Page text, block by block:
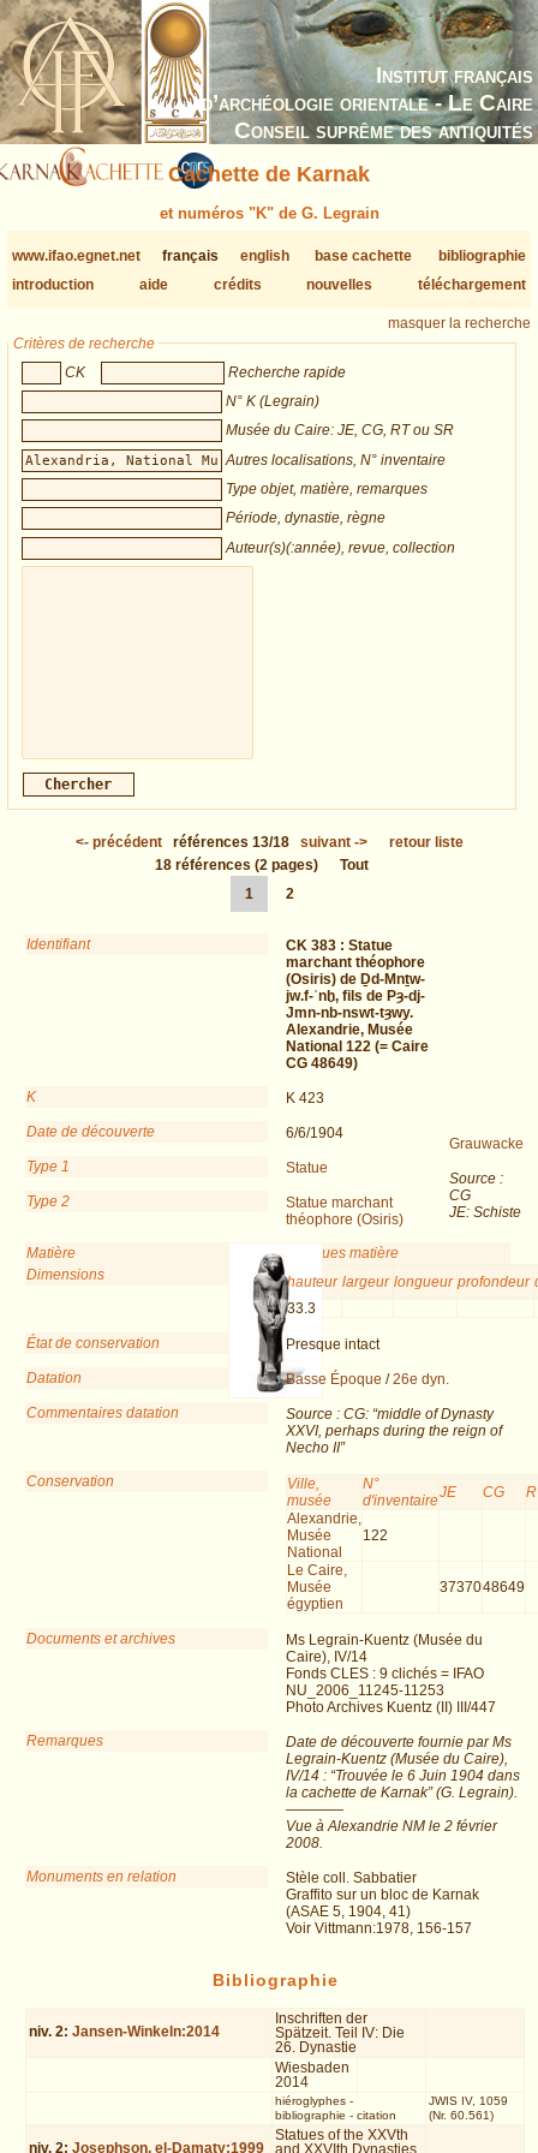
Institut français
d’archéologie orientale - Le Caire
Conseil suprême des antiquités
Cachette de Karnak
et numéros "K" de G. Legrain
www.ifao.egnet.net français english base cachette
bibliographie
introduction
aide crédits nouvelles téléchargement
masquer la recherche
Critères de recherche
CK
Recherche rapide
N° K (Legrain)
Musée du Caire: JE, CG, RT ou SR
Autres localisations, N° inventaire
Type objet, matière, remarques
Période, dynastie, règne
Auteur(s)(:année), revue, collection
<- précédent références 13/18 suivant->
retour liste
18 références (2 pages)
Tout
1
2
Identifiant CK 383 : Statue
marchant théophore
(Osiris) de Ḏd-Mnṯw-
jw.f-ʿnḫ, fils de Pȝ-dj-
Jmn-nb-nswt-tȝwy.
Alexandrie, Musée
National 122 (= Caire
CG 48649)
K
K 423
Date de découverte
6/6/1904
Type 1
Statue
Type 2
Statue marchant
théophore (Osiris)
Matière
Grauwacke
Remarques matière
Source :
CG
JE: Schiste
Dimensions hauteur largeur longueur profondeur
33.3
État de conservation
Presque intact
Datation
Basse Époque /26e dyn.
Commentaires datation
Source : CG: “middle of Dynasty
XXVI, perhaps during the reign of
Necho II”
Conservation
Ville,
musée
N°
d'inventaireJE CG
Alexandrie,
Musée
National
122
Le Caire,
Musée
égyptien
3737048649
Documents et archives
Ms Legrain-Kuentz (Musée du
Caire), IV/14
Fonds CLES : 9 clichés = IFAO
NU_2006_11245-11253
Photo Archives Kuentz (II) III/447
Remarques
Date de découverte fournie par Ms
Legrain-Kuentz (Musée du Caire),
IV/14 : “Trouvée le 6 Juin 1904 dans
la cachette de Karnak” (G. Legrain).
————
Vue à Alexandrie NM le 2 février
2008.
Monuments en relation
Stèle coll. Sabbatier
Graffito sur un bloc de Karnak
(ASAE 5, 1904, 41)
Voir Vittmann:1978, 156-157
Bibliographie
niv. 2:Jansen-Winkeln:2014
Inschriften der
Spätzeit. Teil IV: Die
26. Dynastie
Wiesbaden
2014
hiéroglyphes-
bibliographie - citation
JWIS IV, 1059
(Nr. 60.561)
niv. 2:Josephson, el-Damaty:1999
Statues of the XXVth
and XXVIth Dynasties.